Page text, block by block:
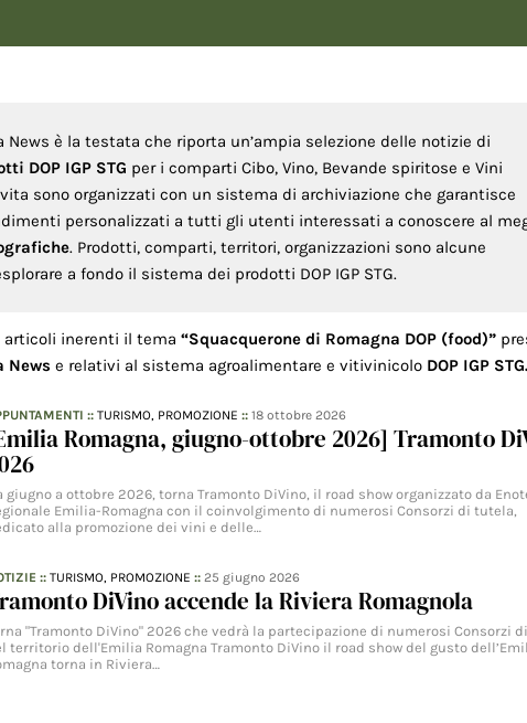
News è la testata che riporta un’ampia selezione delle notizie di
DOP IGP STG per i comparti Cibo, Vino, Bevande spiritose e Vini
sono organizzati con un sistema di archiviazione che garantisce
personalizzati a tutti gli utenti interessati a conoscere al
. Prodotti, comparti, territori, organizzazioni sono alcune
a fondo il sistema dei prodotti DOP IGP STG.
articoli inerenti il tema “Squacquerone di Romagna DOP (food)”
News e relativi al sistema agroalimentare e vitivinicolo DOP IGP STG.
::TURISMO, PROMOZIONE ::18 ottobre 2026
Romagna, giugno-ottobre 2026] Tramonto
giugno a ottobre 2026, torna Tramonto DiVino, il road show organizzato da
Emilia-Romagna con il coinvolgimento di numerosi Consorzi di tutela,
alla promozione dei vini e delle…
::TURISMO, PROMOZIONE ::25 giugno 2026
DiVino accende la Riviera Romagnola
"Tramonto DiVino" 2026 che vedrà la partecipazione di numerosi Consorzi
territorio dell'Emilia Romagna Tramonto DiVino il road show del gusto
torna in Riviera…